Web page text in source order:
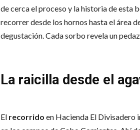
de cerca el proceso y la historia de esta
recorrer desde los hornos hasta el área
degustación. Cada sorbo revela un
La raicilla desde el
El recorrido en Hacienda El Divisadero